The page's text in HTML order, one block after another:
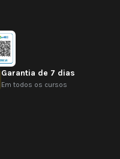
Garantia de 7 dias
Em todos os cursos